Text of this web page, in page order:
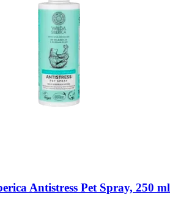
Antistress Pet Spray, 250 ml